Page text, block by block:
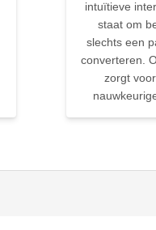
intuïtieve
staat om
slechts een
converteren.
zorgt